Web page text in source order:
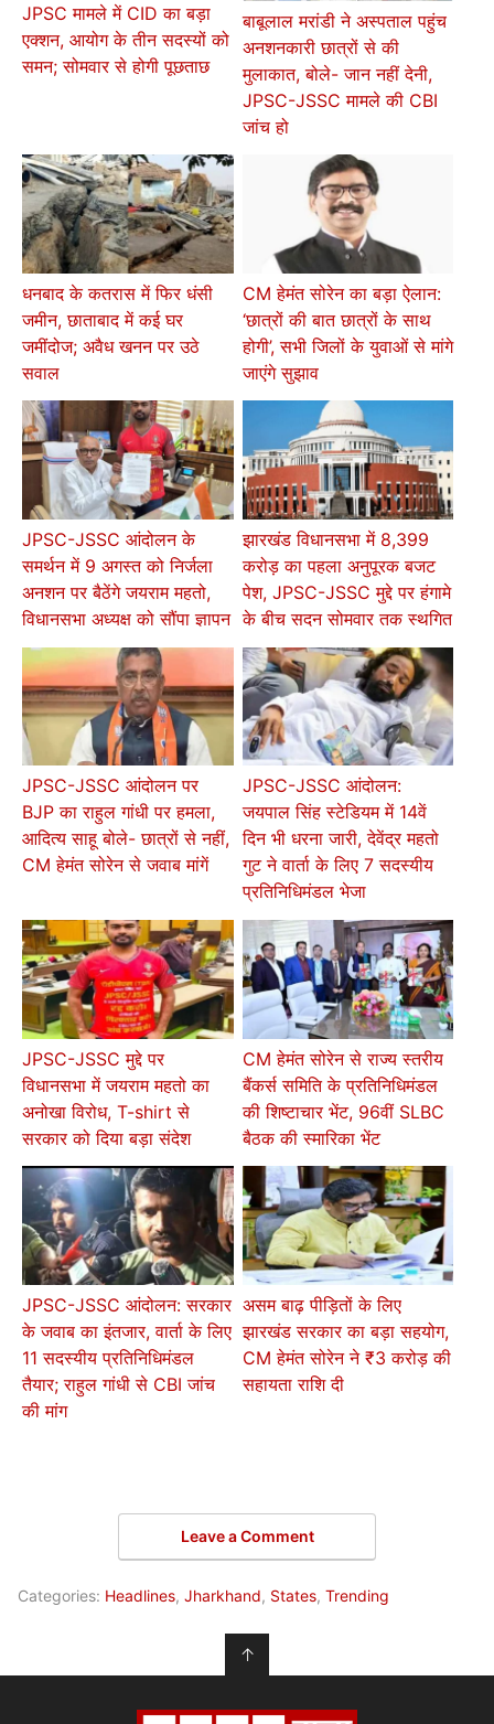
JPSC मामले में CID का बड़ा
एक्शन, आयोग के तीन सदस्यों को
समन; सोमवार से होगी पूछताछ
बाबूलाल मरांडी ने अस्पताल पहुंच
अनशनकारी छात्रों से की
मुलाकात, बोले- जान नहीं देनी,
JPSC-JSSC मामले की CBI
जांच हो
धनबाद के कतरास में फिर धंसी
जमीन, छाताबाद में कई घर
जमींदोज; अवैध खनन पर उठे
सवाल
CM हेमंत सोरेन का बड़ा ऐलान:
‘छात्रों की बात छात्रों के साथ
होगी’, सभी जिलों के युवाओं से मांगे
जाएंगे सुझाव
JPSC-JSSC आंदोलन के
समर्थन में 9 अगस्त को निर्जला
अनशन पर बैठेंगे जयराम महतो,
विधानसभा अध्यक्ष को सौंपा ज्ञापन
झारखंड विधानसभा में 8,399
करोड़ का पहला अनुपूरक बजट
पेश, JPSC-JSSC मुद्दे पर हंगामे
के बीच सदन सोमवार तक स्थगित
JPSC-JSSC आंदोलन पर
BJP का राहुल गांधी पर हमला,
आदित्य साहू बोले- छात्रों से नहीं,
CM हेमंत सोरेन से जवाब मांगें
JPSC-JSSC आंदोलन:
जयपाल सिंह स्टेडियम में 14वें
दिन भी धरना जारी, देवेंद्र महतो
गुट ने वार्ता के लिए 7 सदस्यीय
प्रतिनिधिमंडल भेजा
JPSC-JSSC मुद्दे पर
विधानसभा में जयराम महतो का
अनोखा विरोध, T-shirt से
सरकार को दिया बड़ा संदेश
CM हेमंत सोरेन से राज्य स्तरीय
बैंकर्स समिति के प्रतिनिधिमंडल
की शिष्टाचार भेंट, 96वीं SLBC
बैठक की स्मारिका भेंट
JPSC-JSSC आंदोलन: सरकार
के जवाब का इंतजार, वार्ता के लिए
11 सदस्यीय प्रतिनिधिमंडल
तैयार; राहुल गांधी से CBI जांच
की मांग
असम बाढ़ पीड़ितों के लिए
झारखंड सरकार का बड़ा सहयोग,
CM हेमंत सोरेन ने ₹3 करोड़ की
सहायता राशि दी
Leave a Comment
Categories: Headlines, Jharkhand, States, Trending
↑